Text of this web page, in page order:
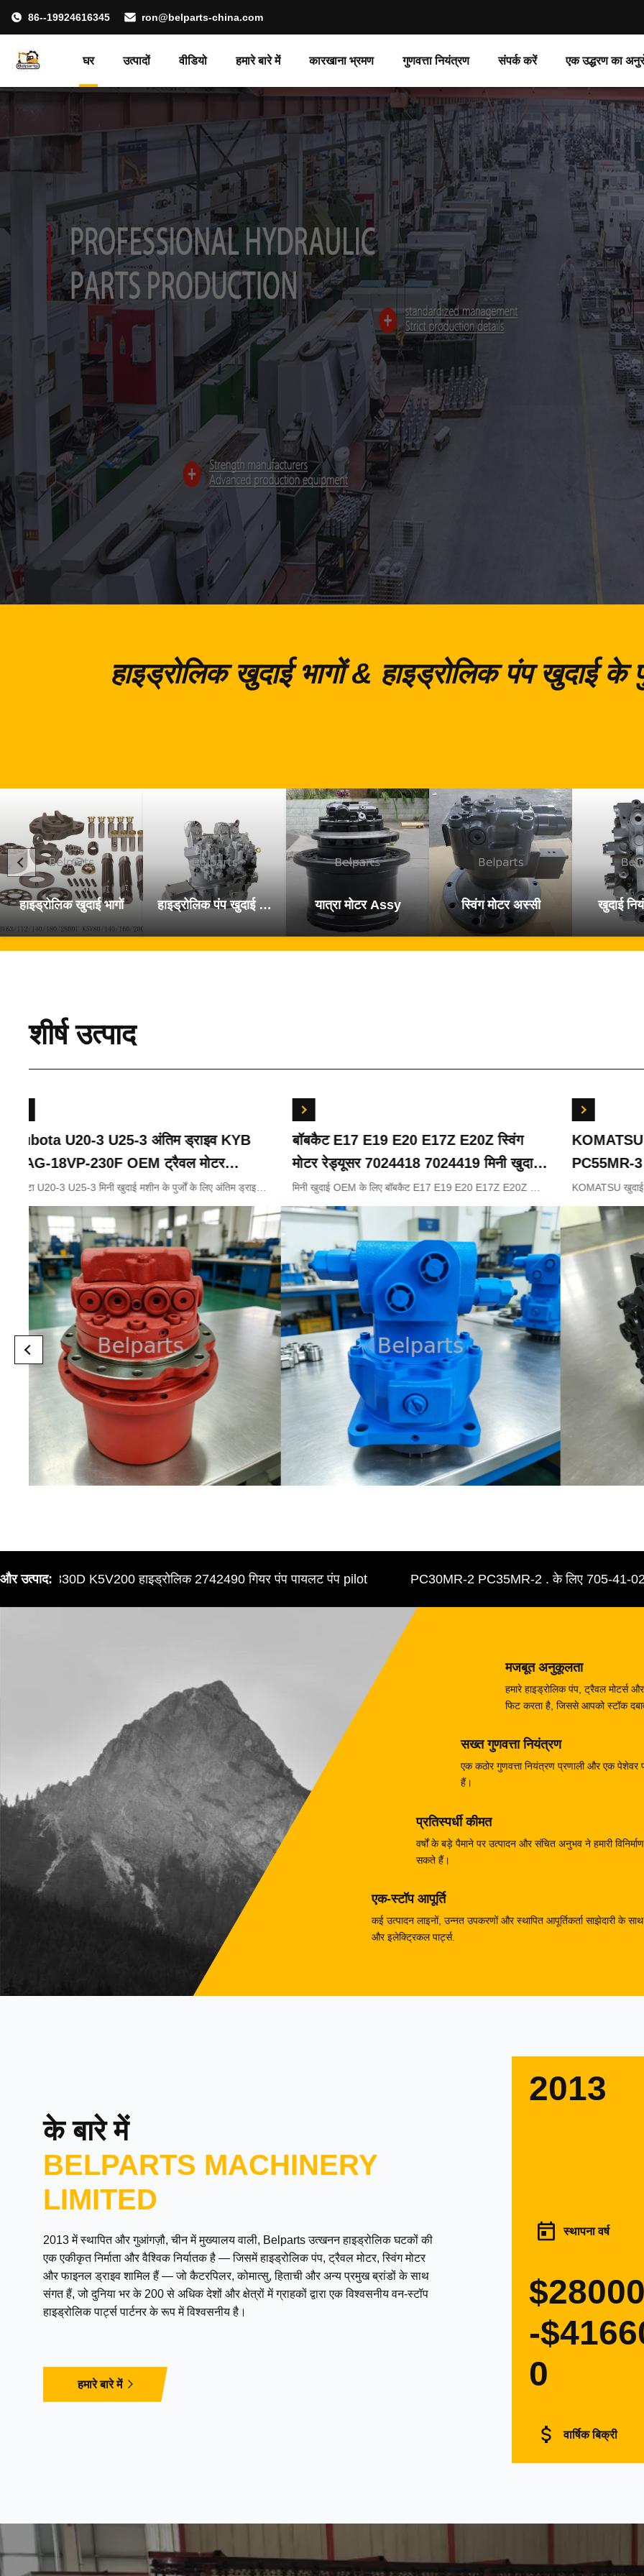
86--19924616345 ron@belparts-china.com
घर उत्पादों वीडियो हमारे बारे में कारखाना भ्रमण गुणवत्ता नियंत्रण संपर्क करें एक उद्धरण का
हाइड्रोलिक खुदाई भागों & हाइड्रोलिक पंप खुदाई
हाइड्रोलिक खुदाई भागों हाइड्रोलिक पंप खुदाई के पुर्जे यात्रा मोटर Assy स्विंग मोटर अस्सी खुदाई
शीर्ष उत्पाद
Kubota U20-3 U25-3 अंतिम ड्राइव KYB
MAG-18VP-230F OEM ट्रैवल मोटर
B0240-18076 RB511-61290 RB559-
61290 RC157-78000 मिनी खुदाई भागों के
कुबोटा U20-3 U25-3 मिनी खुदाई मशीन के पुर्जों के लिए अंतिम ड्राइव
61290 RB559-61290 RC157-78000
बॉबकैट E17 E19 E20 E17Z E20Z स्विंग
मोटर रेड्यूसर 7024418 7024419 मिनी खुदाई
के लिए
मिनी खुदाई OEM के लिए बॉबकैट E17 E19 E20 E17Z E20Z स्विंग
KOMATSU
PC55MR-3
18-18200
KOMATSU खुदाई
और उत्पाद:
E330D K5V200 हाइड्रोलिक 2742490 गियर पंप पायलट पंप pilot PC30MR-2 PC35MR-2 . के लिए 705-41-02700
मजबूत अनुकूलता
हमारे हाइड्रोलिक पंप, ट्रैवल मोटर्स
फिट करता है, जिससे आपको स्टॉक
सख्त गुणवत्ता नियंत्रण
एक कठोर गुणवत्ता नियंत्रण प्रणाली और एक पेशेवर
हैं।
प्रतिस्पर्धी कीमत
वर्षों के बड़े पैमाने पर उत्पादन और संचित अनुभव ने हमारी
सकते हैं।
एक-स्टॉप आपूर्ति
कई उत्पादन लाइनों, उन्नत उपकरणों और स्थापित आपूर्तिकर्ता साझेदारी के
और इलेक्ट्रिकल पार्ट्स.
के बारे में
BELPARTS MACHINERY
LIMITED
2013 में स्थापित और गुआंगज़ौ, चीन में मुख्यालय वाली, Belparts उत्खनन हाइड्रोलिक घटकों की
एक एकीकृत निर्माता और वैश्विक निर्यातक है — जिसमें हाइड्रोलिक पंप, ट्रैवल मोटर, स्विंग मोटर
और फाइनल ड्राइव शामिल हैं — जो कैटरपिलर, कोमात्सु, हिताची और अन्य प्रमुख ब्रांडों के साथ
संगत हैं, जो दुनिया भर के 200 से अधिक देशों और क्षेत्रों में ग्राहकों द्वारा एक विश्वसनीय वन-स्टॉप
हाइड्रोलिक पार्ट्स पार्टनर के रूप में विश्वसनीय है।
हमारे बारे में
2013
स्थापना वर्ष
-
0
वार्षिक बिक्री